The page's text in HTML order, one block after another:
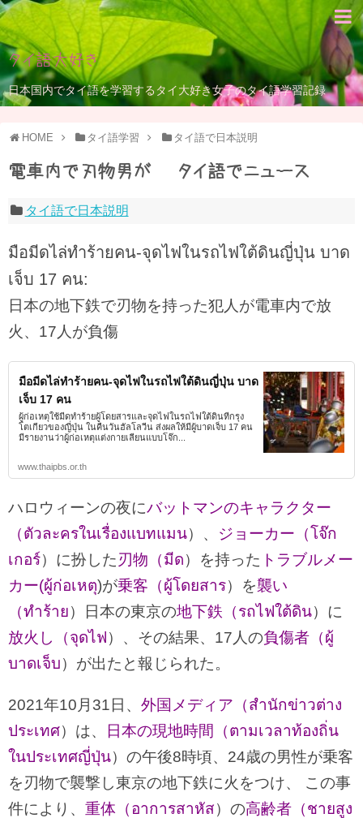
タイ語大好き
日本国内でタイ語を学習するタイ大好き女子のタイ語学習記録
HOME タイ語学習 タイ語で日本説明
電車内で刃物男が – タイ語でニュース
タイ語で日本説明
มือมีดไล่ทำร้ายคน-จุดไฟในรถไฟใต้ดินญี่ปุ่น บาด
เจ็บ 17 คน:
日本の地下鉄で刃物を持った犯人が電車内で放
火、17人が負傷
มือมีดไล่ทำร้ายคน-จุดไฟในรถไฟใต้ดินญี่ปุ่น บาด
เจ็บ 17 คน
ผู้ก่อเหตุใช้มีดทำร้ายผู้โดยสารและจุดไฟในรถไฟใต้ดินที่กรุง
โตเกียวของญี่ปุ่น ในคืนวันฮัลโลวีน ส่งผลให้มีผู้บาดเจ็บ 17 คน
มีรายงานว่าผู้ก่อเหตุแต่งกายเลียนแบบโจ๊ก...
www.thaipbs.or.th
ハロウィーンの夜にバットマンのキャラクター
（ตัวละครในเรื่องแบทแมน）、 ジョーカー（โจ๊ก
เกอร์）に扮した刃物（มีด）を持った トラブルメー
カー(ผู้ก่อเหตุ)が乗客（ผู้โดยสาร）を襲い
（ทำร้าย）日本の東京の地下鉄（รถไฟใต้ดิน）に
放火し（จุดไฟ ）、その結果、17人の負傷者（ผู้
บาดเจ็บ）が出たと報じられた。
2021年10月31日、 外国メディア（สำนักข่าวต่าง
ประเทศ）は、
日本の現地時間（ตามเวลาท้องถิ่น
ในประเทศญี่ปุ่น）の午後8時頃、24歳の男性が乗客
を刃物で襲撃し東京の地下鉄に火をつけ、 この事
件により、 重体（อาการสาหัส）の高齢者（ชายสูง